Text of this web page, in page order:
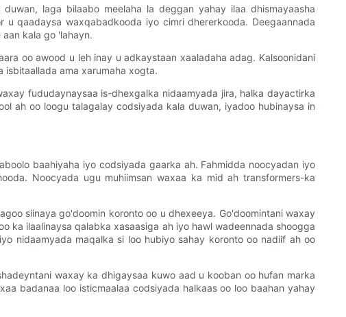
laga bilaabo meelaha la deggan yahay ilaa dhismayaasha
qaadaysa waxqabadkooda iyo cimri dhererkooda. Deegaannada
kala go 'lahayn.
oo awood u leh inay u adkaystaan ​​​​xaaladaha adag. Kalsoonidani
isbitaallada ama xarumaha xogta.
fududaynaysaa is-dhexgalka nidaamyada jira, halka dayactirka
ah oo loogu talagalay codsiyada kala duwan, iyadoo hubinaysa in
baahiyaha iyo codsiyada gaarka ah. Fahmidda noocyadan iyo
Noocyada ugu muhiimsan waxaa ka mid ah transformers-ka
siinaya go'doomin koronto oo u dhexeeya. Go'doomintani waxay
ka ilaalinaysa qalabka xasaasiga ah iyo hawl wadeennada shoogga
nidaamyada maqalka si loo hubiyo sahay koronto oo nadiif ah oo
waxay ka dhigaysaa kuwo aad u kooban oo hufan marka
badanaa loo isticmaalaa codsiyada halkaas oo loo baahan yahay